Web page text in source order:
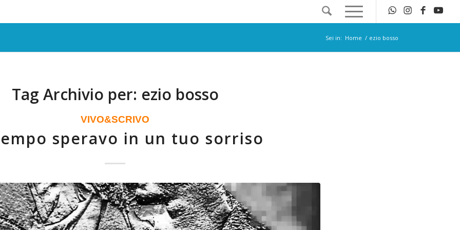
Sei in: Home / ezio bosso
Tag Archivio per: ezio bosso
VIVO&SCRIVO
speravo in un tuo sorriso